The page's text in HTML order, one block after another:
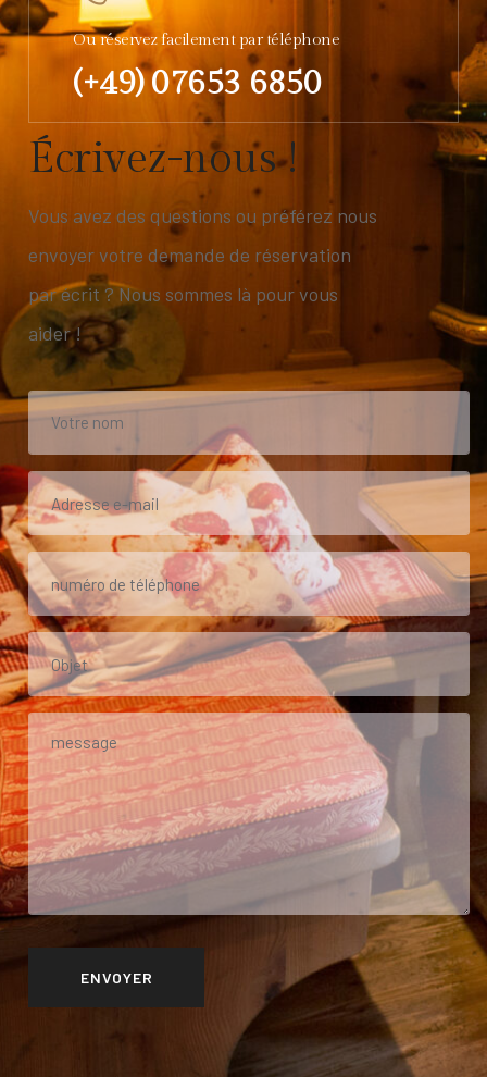
Ou réservez facilement par téléphone
(+49) 07653 6850
Écrivez-nous !
Vous avez des questions ou préférez nous
envoyer votre demande de réservation
par écrit ? Nous sommes là pour vous
aider !